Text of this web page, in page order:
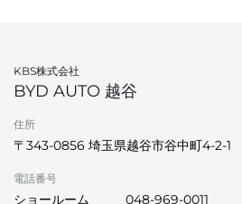
KBS株式会社
BYD AUTO 越谷
住所
〒343-0856 埼玉県越谷市谷中町4-2-1
電話番号
ショールーム
048-969-0011